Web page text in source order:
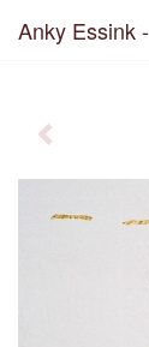
Anky Essink